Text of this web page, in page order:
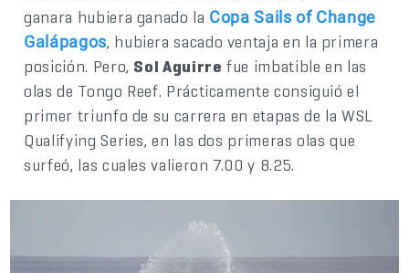
ganara hubiera ganado la Copa Sails of Change
Galápagos, hubiera sacado ventaja en la primera
posición. Pero, Sol Aguirre fue imbatible en las
olas de Tongo Reef. Prácticamente consiguió el
primer triunfo de su carrera en etapas de la WSL
Qualifying Series, en las dos primeras olas que
surfeó, las cuales valieron 7.00 y 8.25.